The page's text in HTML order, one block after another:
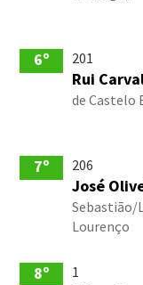
6º 201
Rui
de Castelo
7º 206
José
Sebastião/
Lourenço
8º 1